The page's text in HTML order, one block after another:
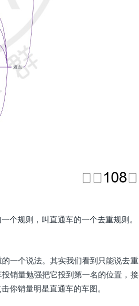
个规则，叫直通车的一个去重规则。
一个说法。其实我们看到只能说去重
销量勉强把它投到第一名的位置，接
你销量明星直通车的车图。